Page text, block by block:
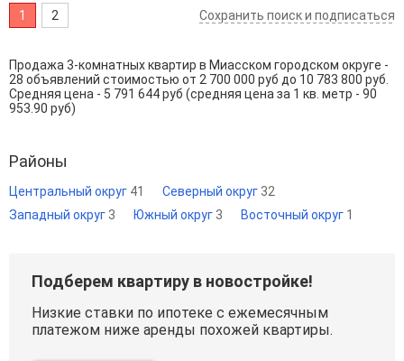
1 2 Сохранить поиск и подписаться
Продажа 3-комнатных квартир в Миасском городском округе -
28 объявлений стоимостью от 2 700 000 руб до 10 783 800 руб.
Средняя цена - 5 791 644 руб (средняя цена за 1 кв. метр - 90
953.90 руб)
Районы
Центральный округ 41 Северный округ 32
Западный округ 3 Южный округ 3 Восточный округ 1
Подберем квартиру в новостройке!
Низкие ставки по ипотеке с ежемесячным
платежом ниже аренды похожей квартиры.